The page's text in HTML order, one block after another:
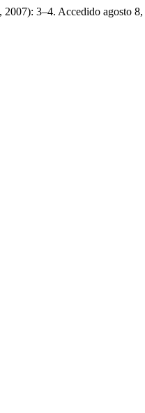
2007): 3–4. Accedido agosto